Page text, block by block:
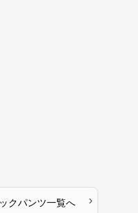
クパンツ一覧へ ›